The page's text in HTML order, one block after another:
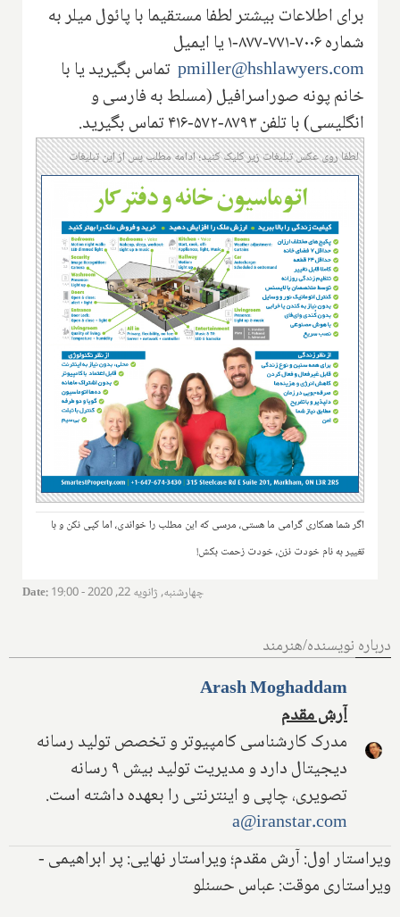
برای اطلاعات بیشتر لطفا مستقیما با پائول میلر به
شماره۱-۸۷۷-۷۷۱-۷۰۰۶یا ایمیل
pmiller@hshlawyers.com تماس بگیرید یا با
خانم پونه صوراسرافیل (مسلط به فارسی و
انگلیسی) با تلفن۴۱۶-۵۷۲-۸۷۹۳تماس بگیرید.
لطفا روی عکس تبلیغات زیر کلیک کنید؛ ادامه مطلب پس از این تبلیغات
اگر شما همکاری گرامی ما هستی، مرسی که این مطلب را خواندی، اما کپی نکن و با
تغییر به نام خودت نزن، خودت زحمت بکش!
Date: چهارشنبه, ژانویه 22, 2020 - 19:00
درباره نویسنده/هنرمند
Arash Moghaddam
آرش مقدم
مدرک کارشناسی کامپیوتر و تخصص تولید رسانه
دیجیتال دارد و مدیریت تولید بیش ۹ رسانه
تصویری، چاپی و اینترنتی را بعهده داشته است.
a@iranstar.com
ویراستار اول: آرش مقدم؛ ویراستار نهایی: پر ابراهیمی -
ویراستاری موقت: عباس حسنلو